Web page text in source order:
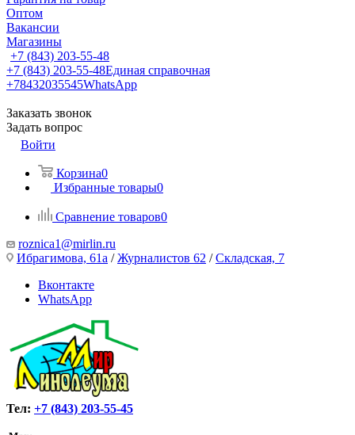
Оптом
Вакансии
Магазины
+7 (843) 203-55-48
+7 (843) 203-55-48Единая справочная
+78432035545WhatsApp
Заказать звонок
Задать вопрос
Войти
Корзина0
Избранные товары0
Сравнение товаров0
roznica1@mirlin.ru
Ибрагимова, 61а /Журналистов 62 /Складская, 7
Вконтакте
WhatsApp
Тел: +7 (843) 203-55-45